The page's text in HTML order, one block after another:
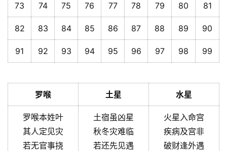
73 74 75 76 77 78 79 80 81
82 83 84 85 86 87 88 89 90
91 92 93 94 95 96 97 98 99
罗喉 土星 水星
罗喉本姓叶
其人定见灾
若无官事挠
土宿虽凶星
秋冬灾难临
若还先见遇
火星入命宫
疾病及宫非
破财逢外遇